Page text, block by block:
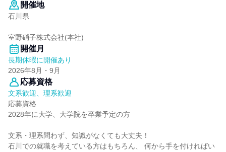
開催地
石川県
室野硝子株式会社(本社)
開催月
長期休暇に開催あり
2026年8月・9月
応募資格
文系歓迎、理系歓迎
応募資格
2028年に大学、大学院を卒業予定の方
文系・理系問わず、知識がなくても大丈夫！
石川での就職を考えている方はもちろん、 何から手を付ければい